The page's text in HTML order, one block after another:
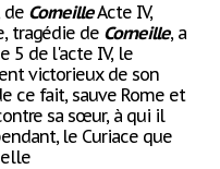
de CorneilleActe IV,
tragédie de Corneille, a
5 de l'acte IV, le
victorieux de son
ce fait, sauve Rome et
sa sœur, à qui il
le Curiace que